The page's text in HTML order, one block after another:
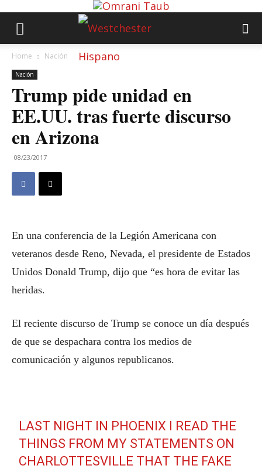
Home Nación
Nación
Trump pide unidad en
EE.UU. tras fuerte discurso
en Arizona
08/23/2017
En una conferencia de la Legión Americana con
veteranos desde Reno, Nevada, el presidente de Estados
Unidos Donald Trump, dijo que “es hora de evitar las
heridas.
El reciente discurso de Trump se conoce un día después
de que se despachara contra los medios de
comunicación y algunos republicanos.
LAST NIGHT IN PHOENIX I READ THE
THINGS FROM MY STATEMENTS ON
CHARLOTTESVILLE THAT THE FAKE